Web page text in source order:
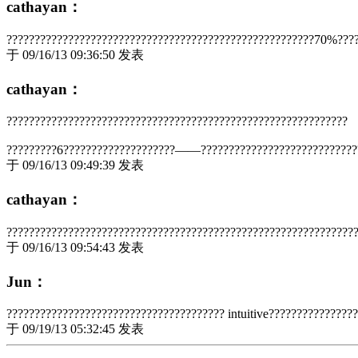
cathayan：
于 09/16/13 09:36:50 发表
cathayan：
?????????????????????????????????????????????????????????????
于 09/16/13 09:49:39 发表
cathayan：
于 09/16/13 09:54:43 发表
Jun：
???????????????????????????????????????
于 09/19/13 05:32:45 发表